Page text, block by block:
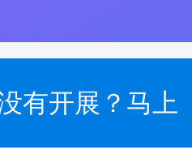
有开展？马上